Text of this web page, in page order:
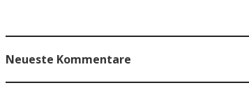
Neueste Kommentare